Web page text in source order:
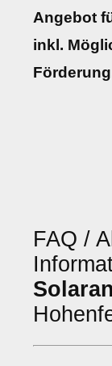
Angebot
inkl.
FAQ /